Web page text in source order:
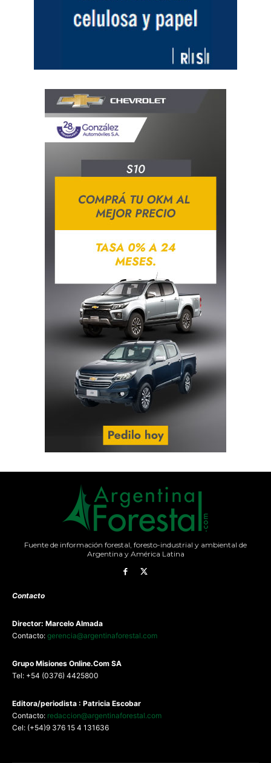
Fuente de información forestal, foresto-industrial y ambiental de
Argentina y América Latina
Contacto
Director: Marcelo Almada
Contacto: gerencia@argentinaforestal.com
Grupo Misiones Online.Com SA
Tel: +54 (0376) 4425800
Editora/periodista : Patricia Escobar
Contacto: redaccion@argentinaforestal.com
Cel: (+54)9 376 15 4 131636